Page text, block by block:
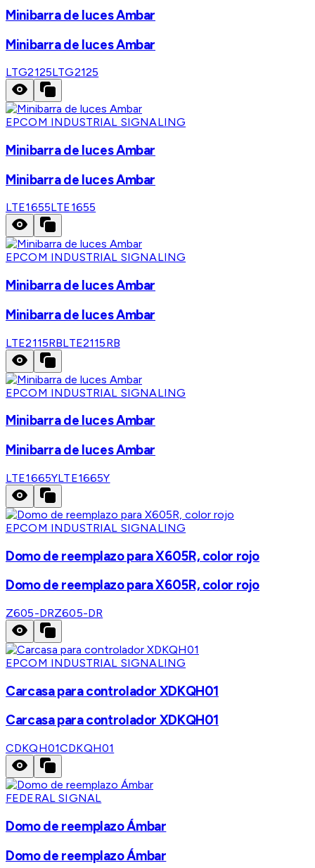
Minibarra de luces Ambar
Minibarra de luces Ambar
LTG2125LTG2125
EPCOM INDUSTRIAL SIGNALING
Minibarra de luces Ambar
Minibarra de luces Ambar
LTE1655LTE1655
EPCOM INDUSTRIAL SIGNALING
Minibarra de luces Ambar
Minibarra de luces Ambar
LTE2115RBLTE2115RB
EPCOM INDUSTRIAL SIGNALING
Minibarra de luces Ambar
Minibarra de luces Ambar
LTE1665YLTE1665Y
EPCOM INDUSTRIAL SIGNALING
Domo de reemplazo para X605R, color rojo
Domo de reemplazo para X605R, color rojo
Z605-DRZ605-DR
EPCOM INDUSTRIAL SIGNALING
Carcasa para controlador XDKQH01
Carcasa para controlador XDKQH01
CDKQH01CDKQH01
FEDERAL SIGNAL
Domo de reemplazo Ámbar
Domo de reemplazo Ámbar